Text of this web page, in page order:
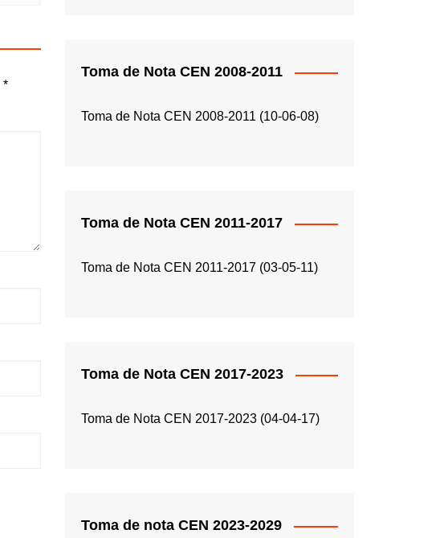
*
Toma de Nota CEN 2008-2011
Toma de Nota CEN 2008-2011 (10-06-08)
Toma de Nota CEN 2011-2017
Toma de Nota CEN 2011-2017 (03-05-11)
Toma de Nota CEN 2017-2023
Toma de Nota CEN 2017-2023 (04-04-17)
Toma de nota CEN 2023-2029